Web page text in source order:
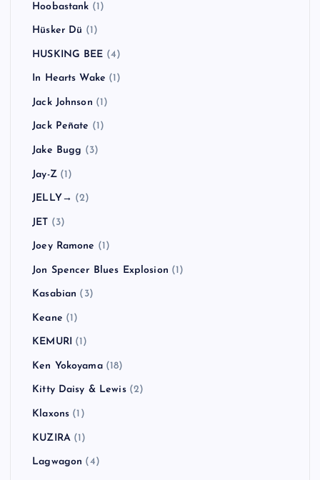
Hoobastank (1)
Hüsker Dü (1)
HUSKING BEE (4)
In Hearts Wake (1)
Jack Johnson (1)
Jack Peñate (1)
Jake Bugg (3)
Jay-Z(1)
JELLY→ (2)
JET (3)
Joey Ramone (1)
Jon Spencer Blues Explosion (1)
Kasabian (3)
Keane (1)
KEMURI (1)
Ken Yokoyama(18)
Kitty Daisy & Lewis(2)
Klaxons (1)
KUZIRA(1)
Lagwagon (4)